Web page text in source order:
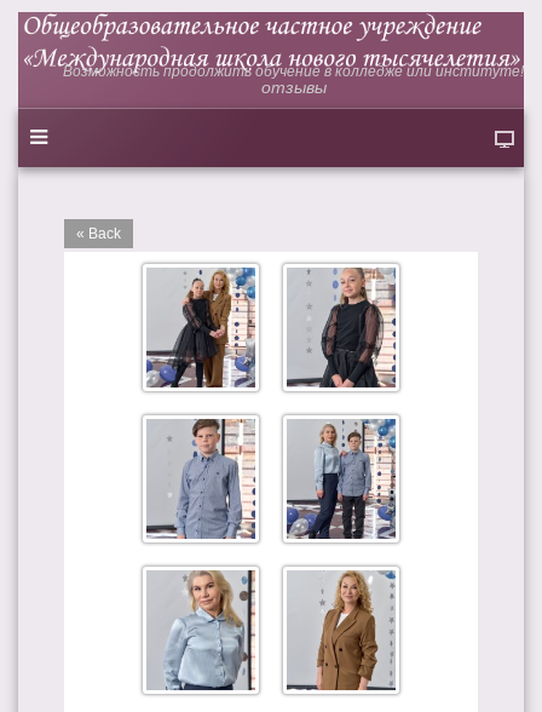
Возможность продолжить обучение в колледже или институте!
отзывы
« Back